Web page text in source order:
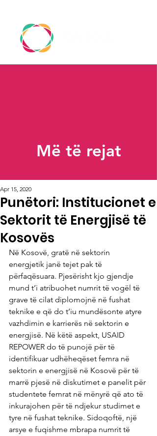
Më të rejat
Punëtori: Institucionet e
Sektorit të Energjisë të
Kosovës
Apr 15, 2020
Në Kosovë, gratë në sektorin
energjetik janë tejet pak të
përfaqësuara. Pjesërisht kjo gjendje
mund t’i atribuohet numrit të vogël të
grave të cilat diplomojnë në fushat
teknike e që do t’iu mundësonte atyre
vazhdimin e karrierës në sektorin e
energjisë. Në këtë aspekt, USAID
REPOWER do të punojë për të
identifikuar udhëheqëset femra në
sektorin e energjisë në Kosovë për të
marrë pjesë në diskutimet e panelit për
studentete femrat në mënyrë që ato të
inkurajohen për të ndjekur studimet e
tyre në fushat teknike. Sidoqoftë, një
arsye e fuqishme mbrapa numrit të